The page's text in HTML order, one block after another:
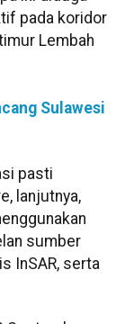
pada koridor
Lembah
Sulawesi
pasti
lanjutnya,
sumber
InSAR, serta